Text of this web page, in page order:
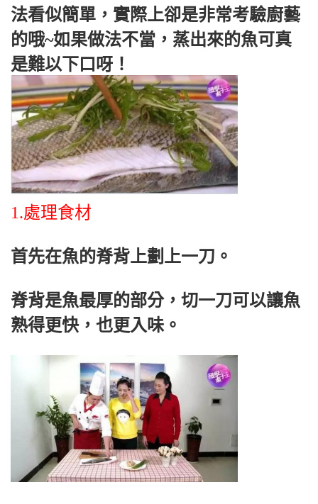
法看似簡單，實際上卻是非常考驗廚藝
的哦~如果做法不當，蒸出來的魚可真
是難以下口呀！
1.處理食材
首先在魚的脊背上劃上一刀。
脊背是魚最厚的部分，切一刀可以讓魚
熟得更快，也更入味。